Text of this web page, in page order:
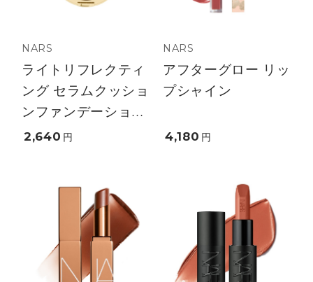
NARS
ライトリフレクティ
ング セラムクッショ
ンファンデーショ...
2,640 円
NARS
アフターグロー リッ
プシャイン
4,180 円